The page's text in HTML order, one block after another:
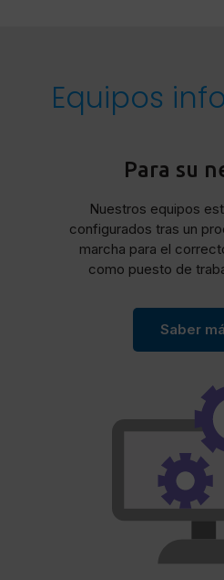
Equipos
Para su
Nuestros equipos
configurados tras un
marcha para el
como puesto de
Saber